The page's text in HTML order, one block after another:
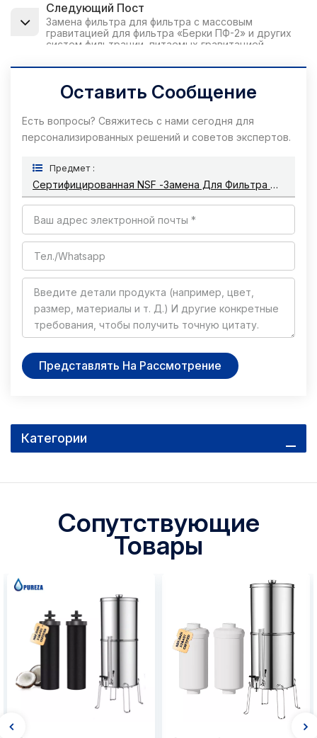
Следующий Пост
Замена фильтра для фильтра с массовым
гравитацией для фильтра «Берки ПФ-2» и других
систем фильтрации, питаемых гравитацией
Оставить Сообщение
Есть вопросы? Свяжитесь с нами сегодня для
персонализированных решений и советов экспертов.
Предмет :
Сертифицированная NSF -замена Для Фильтра Для Фильтра Для Кувшина Для Нулевых Кувшинов И Дозаторов
Представлять На Рассмотрение
Категории
Сопутствующие
Товары